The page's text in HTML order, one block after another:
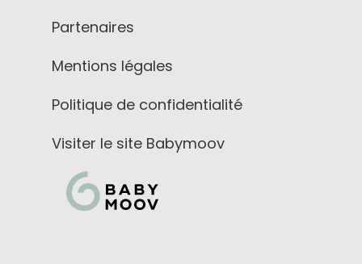
Partenaires
Mentions légales
Politique de confidentialité
Visiter le site Babymoov